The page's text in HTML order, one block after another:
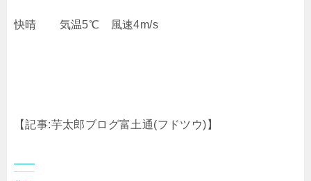
快晴 気温5℃ 風速4m/s
【記事:芋太郎ブログ富土通(フドツウ)】